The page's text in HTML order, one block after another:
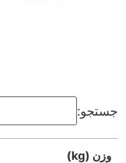
جستجو:
وزن (kg)